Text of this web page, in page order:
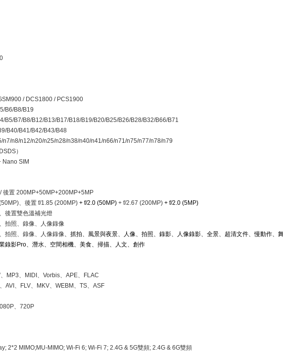
/ DCS1800 / PCS1900
B6/B8/B19
B5/B7/B8/B12/B13/B17/B18/B19/B20/B25/B26/B28/B32/B66/B71
B40/B41/B42/B43/B48
n7/n8/n12/n20/n25/n28/n38/n40/n41/n66/n71/n75/n77/n78/n79
DSDS）
Nano SIM
/後置200MP+50MP+200MP+5MP
、後置 f/1.85 (200MP)+ f/2.0 (50MP)+ f/2.67 (200MP)+ f/2.0 (5MP)
後置雙色溫補光燈
拍照、錄像、人像錄像
拍照、錄像、人像錄像 、抓拍、風景與夜景、人像、拍照、錄影、人像錄影、全景、超清文件、慢動作、
錄影Pro 、潛水、空間相機、美食、掃描、人文、創作
MP3 MIDI 、Vorbis 、APE
FLAC
、AVI FLV MKV 、WEBM 、TS 、ASF
、720P
2*2 MIMO;MU-MIMO; Wi-Fi 6; Wi-Fi 7; 2.4G & 5G雙頻; 2.4G & 6G雙頻